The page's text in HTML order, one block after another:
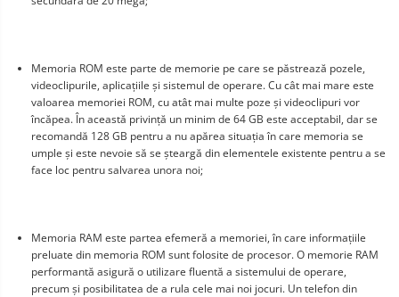
Memoria ROM este parte de memorie pe care se păstrează pozele,
videoclipurile, aplicațiile și sistemul de operare. Cu cât mai mare este
valoarea memoriei ROM, cu atât mai multe poze și videoclipuri vor
încăpea. În această privință un minim de 64 GB este acceptabil, dar se
recomandă 128 GB pentru a nu apărea situația în care memoria se
umple și este nevoie să se șteargă din elementele existente pentru a se
face loc pentru salvarea unora noi;
Memoria RAM este partea efemeră a memoriei, în care informațiile
preluate din memoria ROM sunt folosite de procesor. O memorie RAM
performantă asigură o utilizare fluentă a sistemului de operare,
precum și posibilitatea de a rula cele mai noi jocuri. Un telefon din